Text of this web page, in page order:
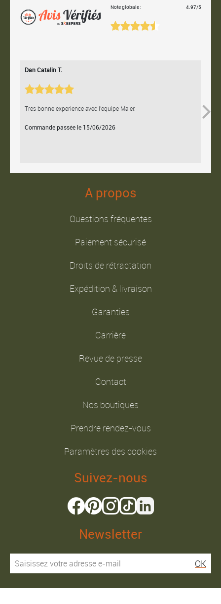
Note globale : 4.97/5
Dan Catalin T.
Très bonne expérience avec l'équipe Maier.
Commande passée le 15/06/2026
A propos
Questions fréquentes
Paiement sécurisé
Droits de rétractation
Expédition & livraison
Garanties
Carrière
Revue de presse
Contact
Nos boutiques
Prendre rendez-vous
Paramètres des cookies
Suivez-nous
Newsletter
OK